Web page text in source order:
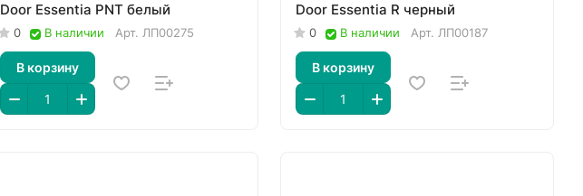
Door Essentia PNT белый
0 В наличии Арт. ЛП00275
В корзину
Door Essentia R черный
0 В наличии Арт. ЛП00187
В корзину